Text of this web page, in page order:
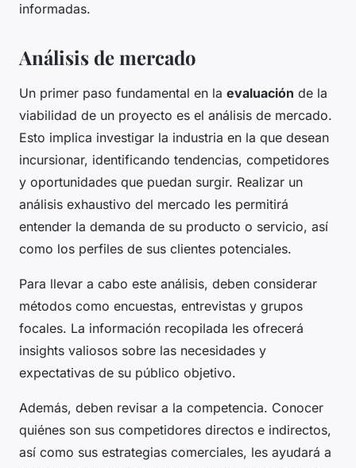
informadas.
Análisis de mercado
Un primer paso fundamental en la evaluación de la
viabilidad de un proyecto es el análisis de mercado.
Esto implica investigar la industria en la que desean
incursionar, identificando tendencias, competidores
y oportunidades que puedan surgir. Realizar un
análisis exhaustivo del mercado les permitirá
entender la demanda de su producto o servicio, así
como los perfiles de sus clientes potenciales.
Para llevar a cabo este análisis, deben considerar
métodos como encuestas, entrevistas y grupos
focales. La información recopilada les ofrecerá
insights valiosos sobre las necesidades y
expectativas de su público objetivo.
Además, deben revisar a la competencia. Conocer
quiénes son sus competidores directos e indirectos,
así como sus estrategias comerciales, les ayudará a